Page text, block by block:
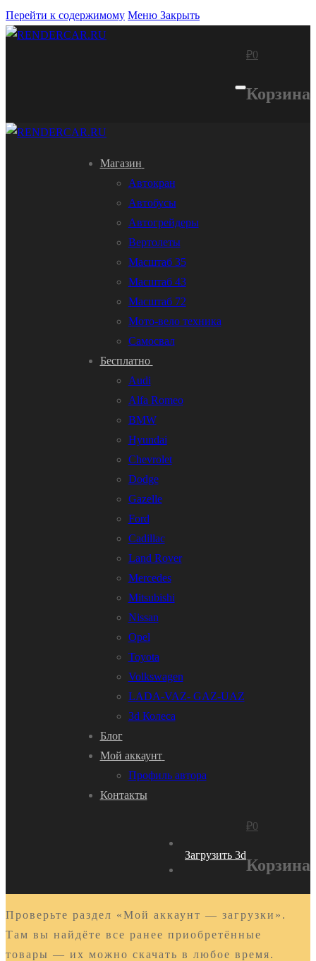
Перейти к содержимому Меню Закрыть
₽0
Корзина
Магазин
Автокран
Автобусы
Автогрейдеры
Вертолеты
Масштаб 35
Масштаб 43
Масштаб 72
Мото-вело техника
Самосвал
Бесплатно
Audi
Alfa Romeo
BMW
Hyundai
Chevrolet
Dodge
Gazelle
Ford
Cadillac
Land Rover
Mercedes
Mitsubishi
Nissan
Opel
Toyota
Volkswagen
LADA-VAZ- GAZ-UAZ
3d Колеса
Блог
Мой аккаунт
Профиль автора
Контакты
Загрузить 3d
₽0
Корзина
Проверьте раздел «Мой аккаунт — загрузки».
Там вы найдёте все ранее приобретённые
товары — их можно скачать в любое время.